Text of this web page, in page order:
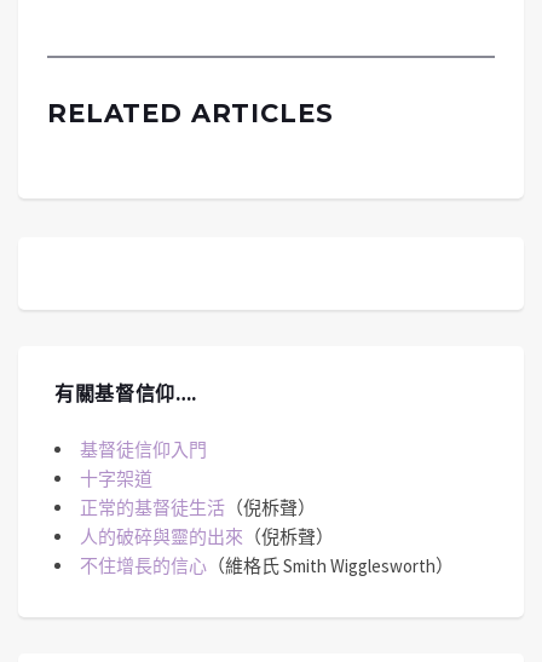
RELATED ARTICLES
有關基督信仰….
基督徒信仰入門
十字架道
正常的基督徒生活 （倪柝聲）
人的破碎與靈的出來 （倪柝聲）
不住增長的信心 （維格氏 Smith Wigglesworth）